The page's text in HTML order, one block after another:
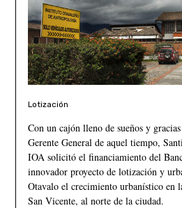
Lotización
Con un cajón lleno de sueños y
Gerente General de aquel tiempo,
IOA solicitó el financiamiento del
innovador proyecto de lotización y
Otavalo el crecimiento urbanístico en
San Vicente, al norte de la ciudad.